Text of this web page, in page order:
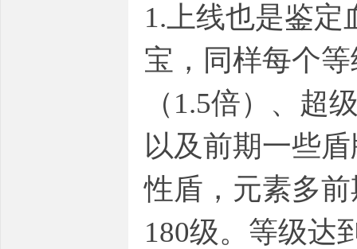
1.上线也是鉴
宝，同样每个
（1.5倍）、超
以及前期一些
性盾，元素多
180级。等级达